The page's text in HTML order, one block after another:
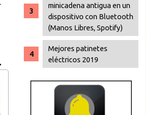
minicadena antigua en un
dispositivo con Bluetooth
(Manos Libres, Spotify)
Mejores patinetes
eléctricos 2019